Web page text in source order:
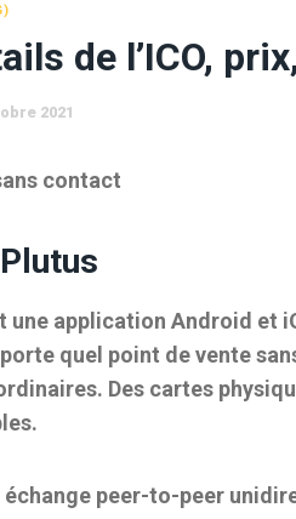
de l’ICO,
2021
contact
une application Android et
quel point de vente
Des cartes
échange peer-to-peer